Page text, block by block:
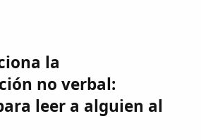
la
no verbal:
leer a alguien al